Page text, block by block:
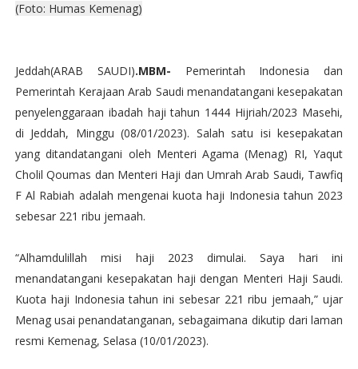
(Foto: Humas Kemenag)
Jeddah(ARAB SAUDI).MBM- Pemerintah Indonesia dan
Pemerintah Kerajaan Arab Saudi menandatangani kesepakatan
penyelenggaraan ibadah haji tahun 1444 Hijriah/2023 Masehi,
di Jeddah, Minggu (08/01/2023). Salah satu isi kesepakatan
yang ditandatangani oleh Menteri Agama (Menag) RI, Yaqut
Cholil Qoumas dan Menteri Haji dan Umrah Arab Saudi, Tawfiq
F Al Rabiah adalah mengenai kuota haji Indonesia tahun 2023
sebesar 221 ribu jemaah.
“Alhamdulillah misi haji 2023 dimulai. Saya hari ini
menandatangani kesepakatan haji dengan Menteri Haji Saudi.
Kuota haji Indonesia tahun ini sebesar 221 ribu jemaah,” ujar
Menag usai penandatanganan, sebagaimana dikutip dari laman
resmi Kemenag, Selasa (10/01/2023).